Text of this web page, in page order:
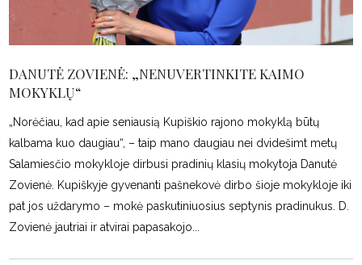
DANUTĖ ZOVIENĖ: „NENUVERTINKITE KAIMO
MOKYKLŲ“
„Norėčiau, kad apie seniausią Kupiškio rajono mokyklą būtų
kalbama kuo daugiau“, – taip mano daugiau nei dvidešimt metų
Salamiesčio mokykloje dirbusi pradinių klasių mokytoja Danutė
Zovienė. Kupiškyje gyvenanti pašnekovė dirbo šioje mokykloje iki
pat jos uždarymo – mokė paskutiniuosius septynis pradinukus. D.
Zovienė jautriai ir atvirai papasakojo